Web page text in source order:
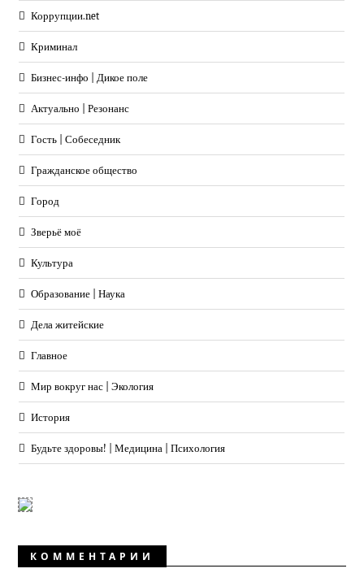
Коррупции.net
Криминал
Бизнес-инфо | Дикое поле
Актуально | Резонанс
Гость | Собеседник
Гражданское общество
Город
Зверьё моё
Культура
Образование | Наука
Дела житейские
Главное
Мир вокруг нас | Экология
История
Будьте здоровы! | Медицина | Психология
КОММЕНТАРИИ